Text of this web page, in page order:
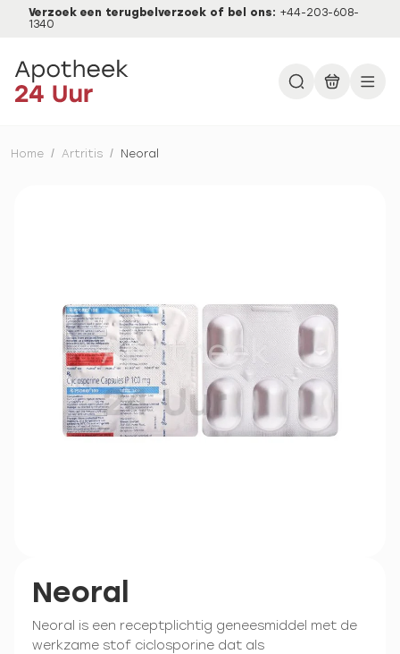
Verzoek een terugbelverzoek of bel ons: +44-203-608-
1340
Home / Artritis / Neoral
Neoral
Neoral is een receptplichtig geneesmiddel met de
werkzame stof ciclosporine dat als